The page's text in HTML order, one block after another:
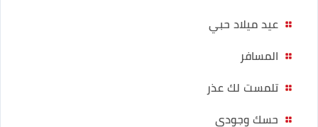
عيد ميلاد حبي
المسافر
تلمست لك عذر
حسك وجودي